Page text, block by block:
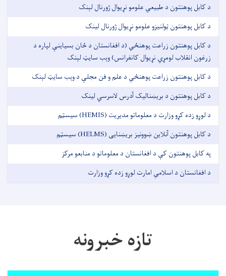
د کابل پوهنتون د طبیعي علومو نړیوال ژورنال لېنک
د کابل پوهنتون ټولنیزو علومو نړیوال ژورنال لینک
د کابل پوهنتون زراعت پوهنځي (د افغانستان د ځان بسیاینې لپاره د
زرغون انقلاب لومړي نړیوال کانفرانس) وېب سایټ لېنک
د کابل پوهنتون زراعت پوهنځي د علم و فن مجلې د وېب سایټ لېنک
د کابل پوهنتون د بریښنالیک آدرس لاسرسي لینک
د لوړو زده کړو وزارت د معلوماتو مدیریت (HEMIS) سیسټم
د کابل پوهنتون آنلاین ښوونيز بریښنایی (HELMS) سیسټم
په کابل پوهنتون کې د افغانستان د معلوماتو د منابعو مرکز
د افغانستان د اسلامي امارت لوړو زده کړو وزارت
تازه خبرونه